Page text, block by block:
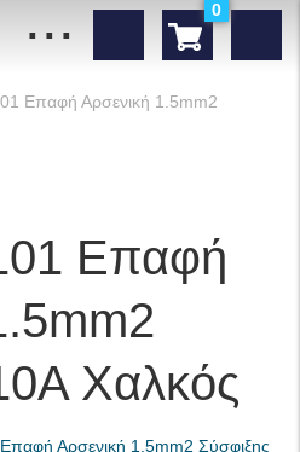
0
...
Επαφή Αρσενική 1.5mm2
Επαφή
Χαλκός